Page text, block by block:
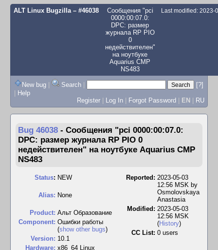
ALT Linux Bugzilla– #46038
Сообщения "pci
0000:00:07.0:
DPC: размер
журнала RP PIO
0
недействителен"
на ноутбуке
Aquarius CMP
NS483
Last modified: 2023-
New bug | Search |
[?]
| Help
Register | Log In | Forgot Password | EN | RU
Bug 46038 - Сообщения "pci 0000:00:07.0:
DPC: размер журнала RP PIO 0
недействителен" на ноутбуке Aquarius CMP
NS483
Status: NEW
Alias: None
Product: Альт Образование
Component: Ошибки работы
(show other bugs)
Version: 10.1
Hardware: x86_64 Linux
Reported: 2023-05-03
12:56 MSK by
Osmolovskaya
Anastasia
Modified: 2023-05-03
12:56 MSK
(History)
CC List: 0 users